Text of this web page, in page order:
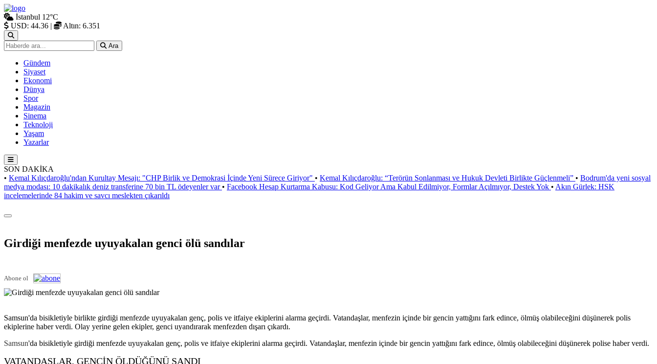
İstanbul 12°C
USD: 44.36 | Altın: 6.351
Ara
Gündem
Siyaset
Ekonomi
Dünya
Spor
Magazin
Sinema
Teknoloji
Yaşam
Yazarlar
SON DAKİKA
• Kemal Kılıçdaroğlu'ndan Kurultay Mesajı: "CHP Birlik ve Demokrasi İçinde Yeni Sürece Giriyor" • Kemal Kılıçdaroğlu: “Terörün Sonlanması ve Hukuk Devleti Birlikte Güçlenmeli” • Bodrum'da yeni sosyal
medya modası: 10 dakikalık deniz transferine 70 bin TL ödeyenler var • Facebook Hesap Kurtarma Kabusu: Kod Geliyor Ama Kabul Edilmiyor, Formlar Açılmıyor, Destek Yok • Akın Gürlek: HSK
incelemelerinde 84 hakim ve savcı meslekten çıkarıldı
Girdiği menfezde uyuyakalan genci ölü sandılar
Abone ol
Samsun'da bisikletiyle birlikte girdiği menfezde uyuyakalan genç, polis ve itfaiye ekiplerini alarma geçirdi. Vatandaşlar, menfezin içinde bir gencin yattığını fark edince, ölmüş olabileceğini düşünerek polis
ekiplerine haber verdi. Olay yerine gelen ekipler, genci uyandırarak menfezden dışarı çıkardı.
Samsun'da bisikletiyle girdiği menfezde uyuyakalan genç, polis ve itfaiye ekiplerini alarma geçirdi. Vatandaşlar, menfezin içinde bir gencin yattığını fark edince, ölmüş olabileceğini düşünerek polise haber verdi.
VATANDAŞLAR, GENCİN ÖLDÜĞÜNÜ SANDI